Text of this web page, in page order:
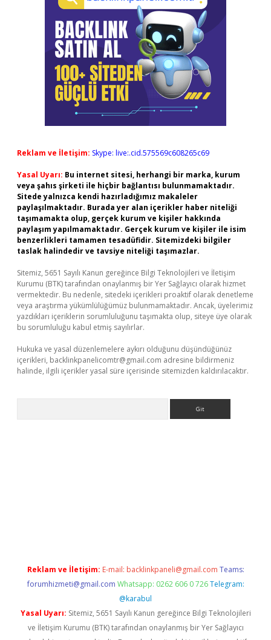
Reklam ve İletişim: Skype: live:.cid.575569c608265c69
Yasal Uyarı: Bu internet sitesi, herhangi bir marka, kurum
veya şahıs şirketi ile hiçbir bağlantısı bulunmamaktadır.
Sitede yalnızca kendi hazırladığımız makaleler
paylaşılmaktadır. Burada yer alan içerikler haber niteliği
taşımamakta olup, gerçek kurum ve kişiler hakkında
paylaşım yapılmamaktadır. Gerçek kurum ve kişiler ile isim
benzerlikleri tamamen tesadüfidir. Sitemizdeki bilgiler
taslak halindedir ve tavsiye niteliği taşımazlar.
Sitemiz, 5651 Sayılı Kanun gereğince Bilgi Teknolojileri ve İletişim
Kurumu (BTK) tarafından onaylanmış bir Yer Sağlayıcı olarak hizmet
vermektedir. Bu nedenle, sitedeki içerikleri proaktif olarak denetleme
veya araştırma yükümlülüğümüz bulunmamaktadır. Ancak, üyelerimiz
yazdıkları içeriklerin sorumluluğunu taşımakta olup, siteye üye olarak
bu sorumluluğu kabul etmiş sayılırlar.
Hukuka ve yasal düzenlemelere aykırı olduğunu düşündüğünüz
içerikleri, backlinkpanelicomtr@gmail.com adresine bildirmeniz
halinde, ilgili içerikler yasal süre içerisinde sitemizden kaldırılacaktır.
Reklam ve İletişim: E-mail: backlinkpaneli@gmail.com Teams:
forumhizmeti@gmail.com Whatsapp: 0262 606 0 726 Telegram:
@karabul
Yasal Uyarı: Sitemiz, 5651 Sayılı Kanun gereğince Bilgi Teknolojileri
ve İletişim Kurumu (BTK) tarafından onaylanmış bir Yer Sağlayıcı